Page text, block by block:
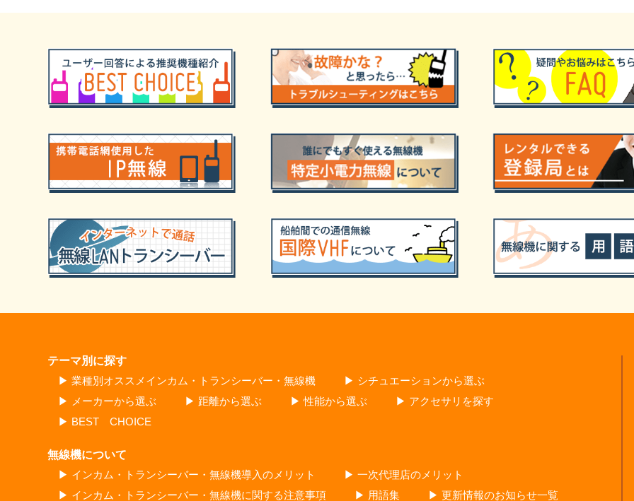
テーマ別に探す
▶ 業種別オススメインカム・トランシーバー・無線機
▶ シチュエーションから選ぶ
▶ メーカーから選ぶ
▶ 距離から選ぶ ▶ 性能から選ぶ
▶ アクセサリを探す
▶ BEST CHOICE
無線機について
▶ インカム・トランシーバー・無線機導入のメリット
▶ 一次代理店のメリット
▶ インカム・トランシーバー・無線機に関する注意事項
▶ 用語集 ▶ 更新情報のお知らせ一覧